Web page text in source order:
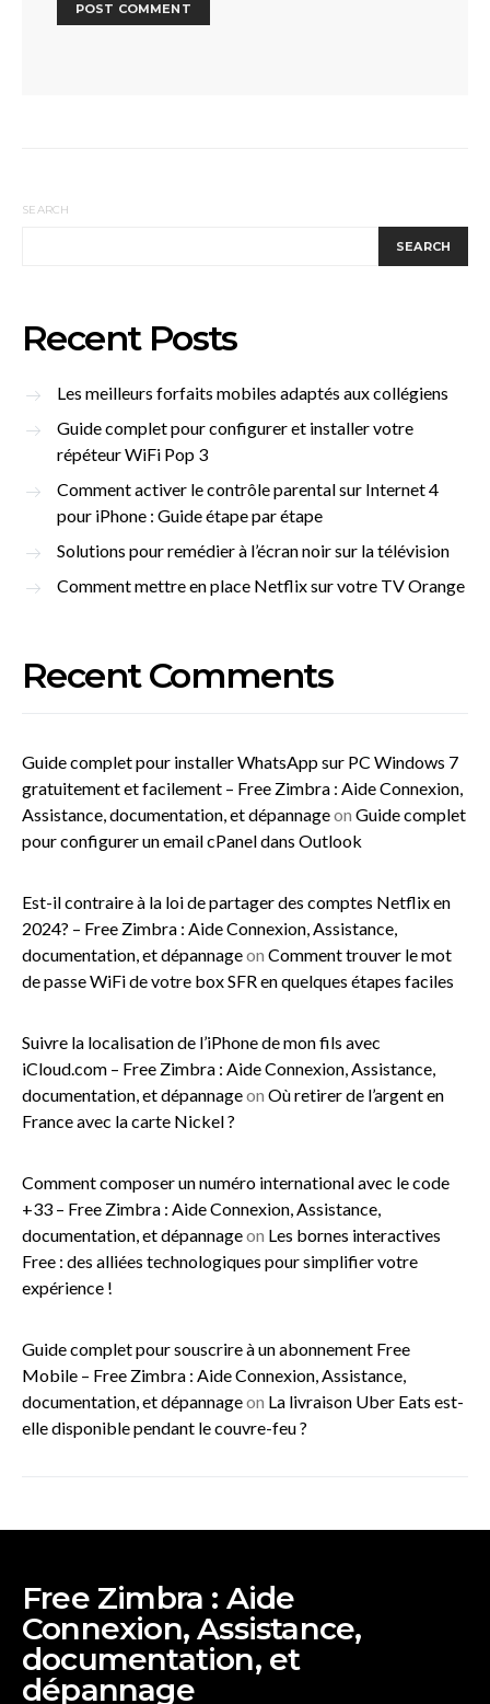
SEARCH
SEARCH
Recent Posts
Les meilleurs forfaits mobiles adaptés aux collégiens
Guide complet pour configurer et installer votre
répéteur WiFi Pop 3
Comment activer le contrôle parental sur Internet 4
pour iPhone : Guide étape par étape
Solutions pour remédier à l’écran noir sur la télévision
Comment mettre en place Netflix sur votre TV Orange
Recent Comments
Guide complet pour installer WhatsApp sur PC Windows 7
gratuitement et facilement – Free Zimbra : Aide Connexion,
Assistance, documentation, et dépannageon Guide complet
pour configurer un email cPanel dans Outlook
Est-il contraire à la loi de partager des comptes Netflix en
2024? – Free Zimbra : Aide Connexion, Assistance,
documentation, et dépannageon Comment trouver le mot
de passe WiFi de votre box SFR en quelques étapes faciles
Suivre la localisation de l’iPhone de mon fils avec
iCloud.com – Free Zimbra : Aide Connexion, Assistance,
documentation, et dépannageon Où retirer de l’argent en
France avec la carte Nickel ?
Comment composer un numéro international avec le code
+33 – Free Zimbra : Aide Connexion, Assistance,
documentation, et dépannageon Les bornes interactives
Free : des alliées technologiques pour simplifier votre
expérience !
Guide complet pour souscrire à un abonnement Free
Mobile – Free Zimbra : Aide Connexion, Assistance,
documentation, et dépannageon La livraison Uber Eats est-
elle disponible pendant le couvre-feu ?
Free Zimbra : Aide
Connexion, Assistance,
documentation, et
dépannage